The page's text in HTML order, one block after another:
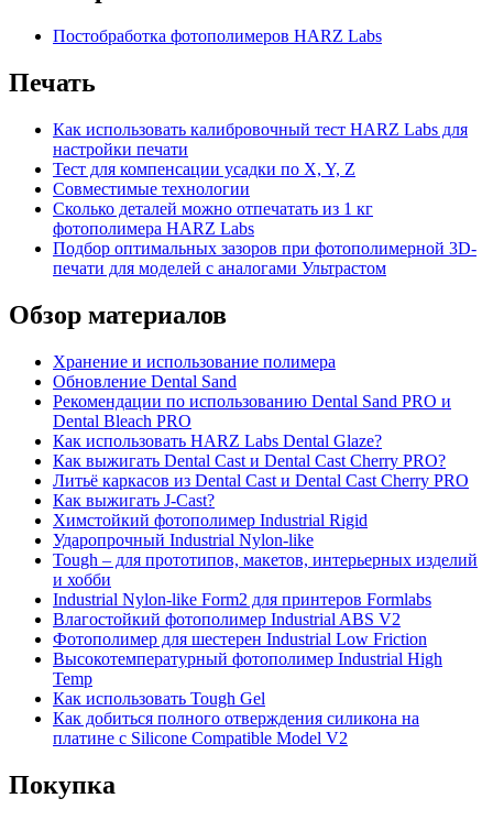
Постобработка фотополимеров HARZ Labs
Печать
Как использовать калибровочный тест HARZ Labs для
настройки печати
Тест для компенсации усадки по X, Y, Z
Совместимые технологии
Сколько деталей можно отпечатать из 1 кг
фотополимера HARZ Labs
Подбор оптимальных зазоров при фотополимерной 3D-
печати для моделей с аналогами Ультрастом
Обзор материалов
Хранение и использование полимера
Обновление Dental Sand
Рекомендации по использованию Dental Sand PRO и
Dental Bleach PRO
Как использовать HARZ Labs Dental Glaze?
Как выжигать Dental Cast и Dental Cast Cherry PRO?
Литьё каркасов из Dental Cast и Dental Cast Cherry PRO
Как выжигать J-Cast?
Химстойкий фотополимер Industrial Rigid
Ударопрочный Industrial Nylon-like
Tough – для прототипов, макетов, интерьерных изделий
и хобби
Industrial Nylon-like Form2 для принтеров Formlabs
Влагостойкий фотополимер Industrial ABS V2
Фотополимер для шестерен Industrial Low Friction
Высокотемпературный фотополимер Industrial High
Temp
Как использовать Tough Gel
Как добиться полного отверждения силикона на
платине с Silicone Compatible Model V2
Покупка